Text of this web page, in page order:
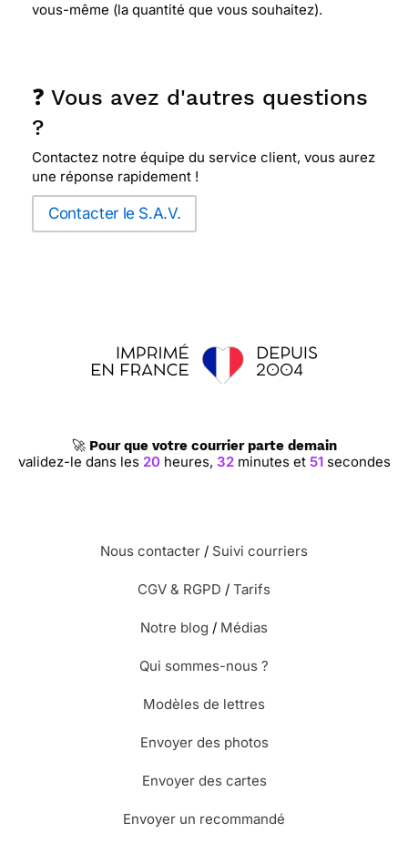
vous-même (la quantité que vous souhaitez).
❓ Vous avez d'autres questions
?
Contactez notre équipe du service client, vous aurez
une réponse rapidement !
Contacter le S.A.V.
🚀 Pour que votre courrier parte demain
validez-le dans les 20heures, 32minutes et 50 secondes
Nous contacter / Suivi courriers
CGV & RGPD / Tarifs
Notre blog / Médias
Qui sommes-nous ?
Modèles de lettres
Envoyer des photos
Envoyer des cartes
Envoyer un recommandé